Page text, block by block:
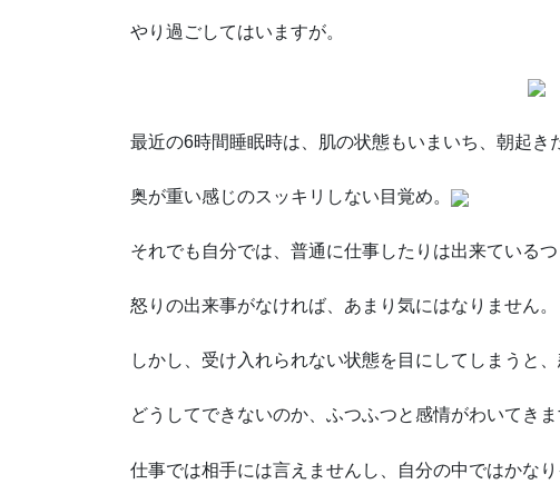
やり過ごしてはいますが。
最近の6時間睡眠時は、肌の状態もいまいち、朝起き
奥が重い感じのスッキリしない目覚め。
それでも自分では、普通に仕事したりは出来ているつ
怒りの出来事がなければ、あまり気にはなりません。
しかし、受け入れられない状態を目にしてしまうと、
どうしてできないのか、ふつふつと感情がわいてきま
仕事では相手には言えませんし、自分の中ではかなり